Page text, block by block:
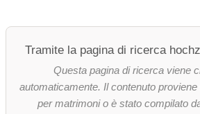
Tramite la pagina di ricerca
Questa pagina di ricerca viene
automaticamente. Il contenuto
per matrimoni o è stato compilato